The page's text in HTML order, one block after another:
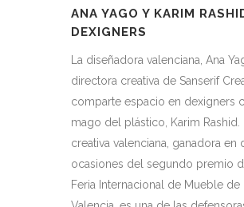
ANA YAGO Y KARIM
DEXIGNERS
La diseñadora valenciana, Ana
directora creativa de Sanserif
comparte espacio en dexigners
mago del plástico, Karim Rashid.
creativa valenciana, ganadora en
ocasiones del segundo premio
Feria Internacional de Mueble de